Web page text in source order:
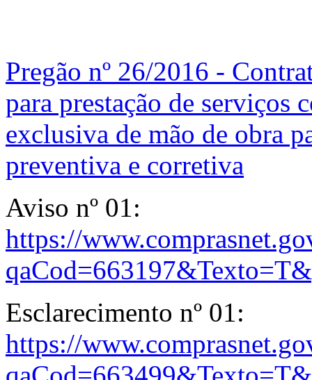
Pregão nº 26/2016 -
para prestação de serviços
exclusiva de mão de obra
preventiva e corretiva
Aviso nº 01:
https://
Esclarecimento nº 01:
https://